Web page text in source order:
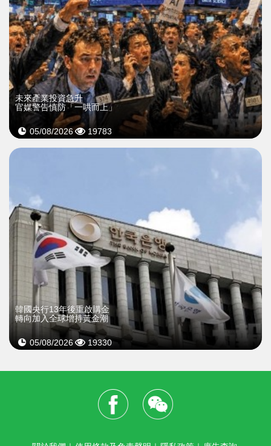
未來產業投資急升
官媒警告慎防「一哄而上」
05/08/2026 19783
韓國央行13年後重啟購金
轉向加入全球增持黃金潮
05/08/2026 19330